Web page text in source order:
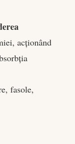
acționând
fasole,